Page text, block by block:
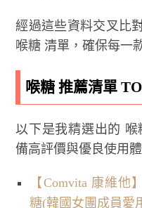
經過這些資料交叉比
喉糖 清單，確保每一
喉糖 推薦清單
以下是我精選出的
備高評價與優良使用體
【Comvita 康維
糖(韓國女團成員愛